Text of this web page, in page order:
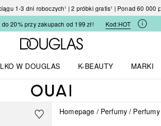
1-3 dni roboczych¹ | 2 próbki gratis¹ | Ponad 60 000
20% przy zakupach od 199 zł!
Kod:HOT
Strona główna Douglas
W DOUGLAS
K-BEAUTY
MARKI
Homepage Perfumy